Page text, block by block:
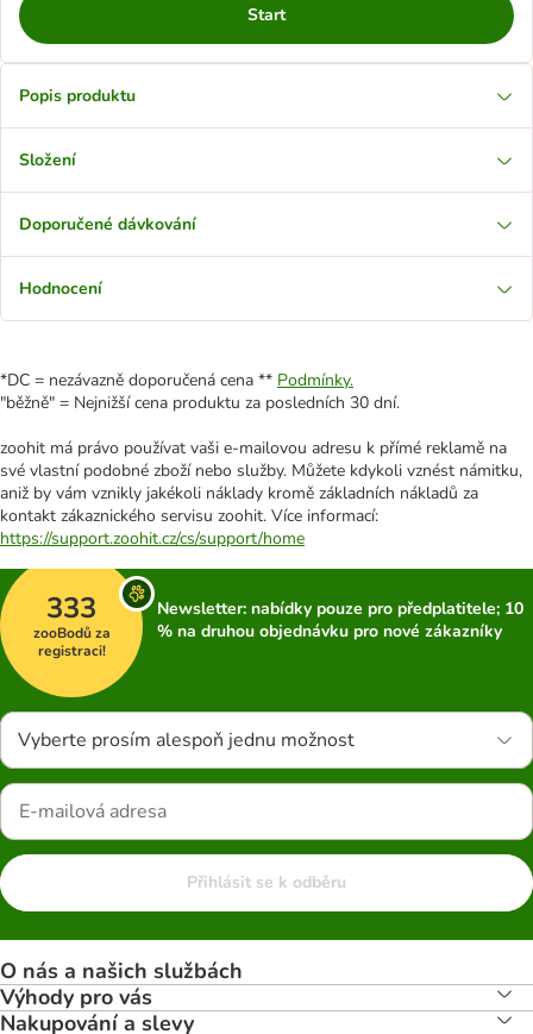
Start
Popis produktu
Složení
Doporučené dávkování
Hodnocení
*DC = nezávazně doporučená cena ** Podmínky.
"běžně" = Nejnižší cena produktu za posledních 30 dní.
zoohit má právo používat vaši e-mailovou adresu k přímé reklamě na
své vlastní podobné zboží nebo služby. Můžete kdykoli vznést námitku,
aniž by vám vznikly jakékoli náklady kromě základních nákladů za
kontakt zákaznického servisu zoohit. Více informací:
https://support.zoohit.cz/cs/support/home
333
zooBodů za
registraci!
Newsletter: nabídky pouze pro předplatitele; 10
% na druhou objednávku pro nové zákazníky
Vyberte prosím alespoň jednu možnost
Přihlásit se k odběru
O nás a našich službách
Výhody pro vás
Nakupování a slevy